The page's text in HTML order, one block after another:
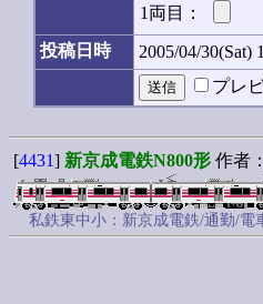
1両目：
投稿日時
2005/04/30(Sat)
プレ
[4431] 新京成電鉄N800形 作者：
私鉄東中小：新京成電鉄/通勤/電